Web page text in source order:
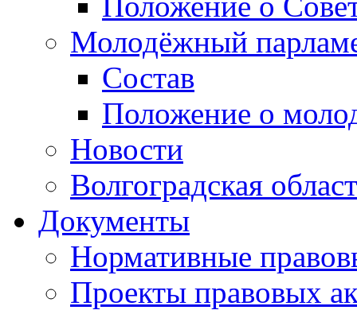
Молодёжный
Состав
Положение о
Новости
Волгоградская
Документы
Нормативные
Проекты правовых